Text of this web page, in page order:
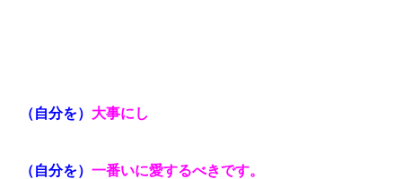
（自分を） 大事にし
（自分を）一番いに愛するべきです。